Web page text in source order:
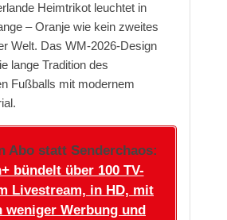
Heimtrikot leuchtet in
– Oranje wie kein zweites
Welt. Das WM-2026-Design
lange Tradition des
Fußballs mit modernem
Abo statt Senderchaos:
bündelt über 100 TV-
Livestream, in HD, mit
weniger Werbung und